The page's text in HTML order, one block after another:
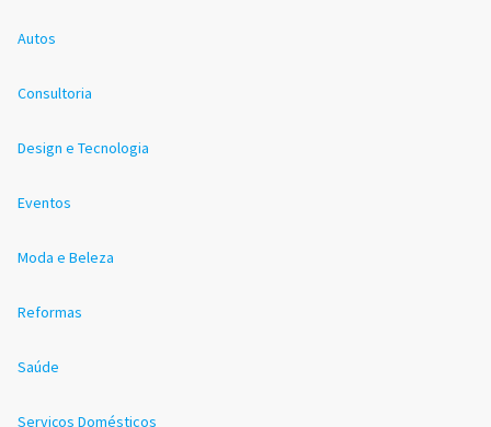
Autos
Consultoria
Design e Tecnologia
Eventos
Moda e Beleza
Reformas
Saúde
Serviços Domésticos